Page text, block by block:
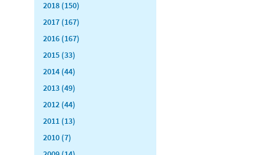
2018 (150)
2017 (167)
2016 (167)
2015 (33)
2014 (44)
2013 (49)
2012 (44)
2011 (13)
2010 (7)